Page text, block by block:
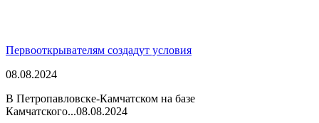
Первооткрывателям создадут условия
08.08.2024
В Петропавловске-Камчатском на базе
Камчатского...08.08.2024